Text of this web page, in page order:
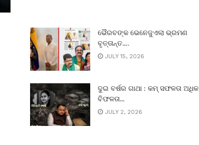
ଭୈରବଙ୍କ ଭେନେଜୁଏଲା ଭ୍ରମଣ
ବୃତ୍ତାନ୍ତ….
JULY 15, 2026
ଦୁଇ ବର୍ଷର ଗାଥା : କମ୍ ସଫଳତା ଅଧିକ
ବିଫଳତା…
JULY 2, 2026